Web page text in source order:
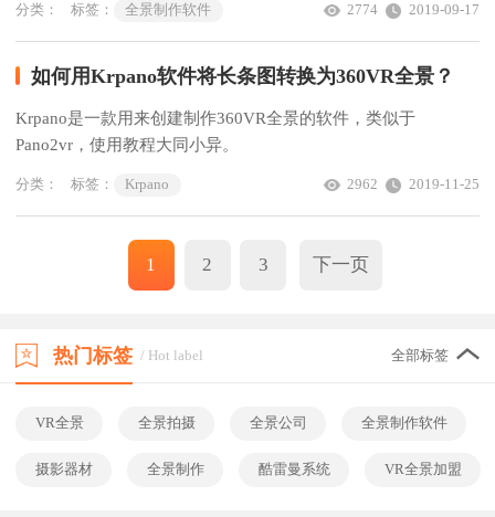
分类： 标签： 全景制作软件 2019-09-17
2774
如何用Krpano软件将长条图转换为360VR全景？
Krpano是一款用来创建制作360VR全景的软件，类似于
Pano2vr，使用教程大同小异。
分类： 标签： Krpano 2019-11-25
2962
1 2 3 下一页
热门标签 / Hot label 全部标签
VR全景 全景拍摄 全景公司 全景制作软件
摄影器材 全景制作 酷雷曼系统 VR全景加盟